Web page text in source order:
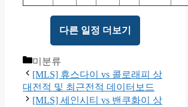
다른 일정 더보기
Categories
미분류
[MLS] 휴스다이 vs 콜로래피 상
대전적 및 최근전적 데이터보드
[MLS] 세인시티 vs 밴쿠화이 상